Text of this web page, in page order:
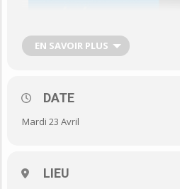
Tél. 04 98 11 89 00 ou
EN SAVOIR PLUS
DATE
Mardi 23 Avril
LIEU